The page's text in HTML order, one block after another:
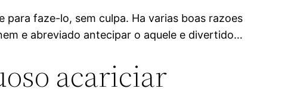
faze-lo, sem culpa. Ha varias boas razoes
e abreviado antecipar o aquele e divertido…
acariciar